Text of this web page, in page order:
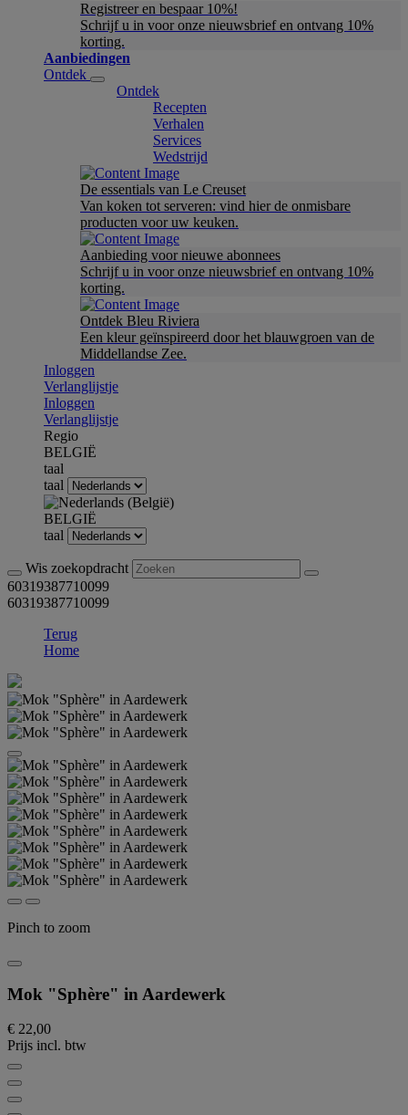
Registreer en bespaar 10%!
Schrijf u in voor onze nieuwsbrief en ontvang 10%
korting.
Aanbiedingen
Ontdek
Ontdek
Recepten
Verhalen
Services
Wedstrijd
De essentials van Le Creuset
Van koken tot serveren: vind hier de onmisbare
producten voor uw keuken.
Aanbieding voor nieuwe abonnees
Schrijf u in voor onze nieuwsbrief en ontvang 10%
korting.
Ontdek Bleu Riviera
Een kleur geïnspireerd door het blauwgroen van de
Middellandse Zee.
Inloggen
Verlanglijstje
Inloggen
Verlanglijstje
Regio
BELGIË
taal
taal
BELGIË
taal
Wis zoekopdracht
60319387710099
60319387710099
Terug
Home
Pinch to zoom
Mok "Sphère" in Aardewerk
€ 22,00
Prijs incl. btw